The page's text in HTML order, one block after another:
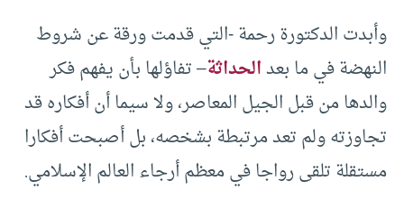
وأبدت الدكتورة رحمة -التي قدمت ورقة عن شروط
النهضة في ما بعدالحداثة– تفاؤلها بأن يفهم فكر
والدها من قبل الجيل المعاصر، ولا سيما أن أفكاره قد
تجاوزته ولم تعد مرتبطة بشخصه، بل أصبحت أفكارا
مستقلة تلقى رواجا في معظم أرجاء العالم الإسلامي.